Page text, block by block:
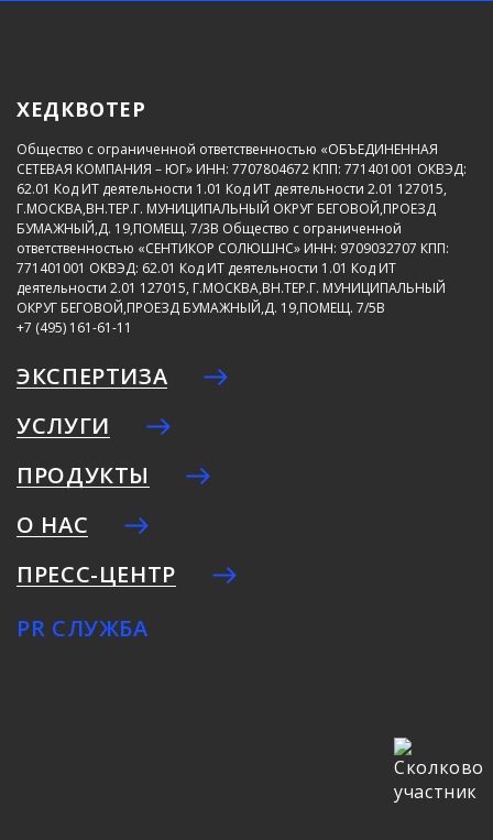
ХЕДКВОТЕР
Общество с ограниченной ответственностью «ОБЪЕДИНЕННАЯ
СЕТЕВАЯ КОМПАНИЯ – ЮГ» ИНН: 7707804672 КПП: 771401001 ОКВЭД:
62.01 Код ИТ деятельности 1.01 Код ИТ деятельности 2.01 127015,
Г.МОСКВА,ВН.ТЕР.Г. МУНИЦИПАЛЬНЫЙ ОКРУГ БЕГОВОЙ,ПРОЕЗД
БУМАЖНЫЙ,Д. 19,ПОМЕЩ. 7/3В Общество с ограниченной
ответственностью «СЕНТИКОР СОЛЮШНС» ИНН: 9709032707 КПП:
771401001 ОКВЭД: 62.01 Код ИТ деятельности 1.01 Код ИТ
деятельности 2.01 127015, Г.МОСКВА,ВН.ТЕР.Г. МУНИЦИПАЛЬНЫЙ
ОКРУГ БЕГОВОЙ,ПРОЕЗД БУМАЖНЫЙ,Д. 19,ПОМЕЩ. 7/5В
+7 (495) 161-61-11
ЭКСПЕРТИЗА
УСЛУГИ
ПРОДУКТЫ
О НАС
ПРЕСС-ЦЕНТР
PR СЛУЖБА